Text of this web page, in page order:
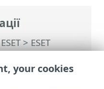
>ESET
> Засіб
під час
your cookies